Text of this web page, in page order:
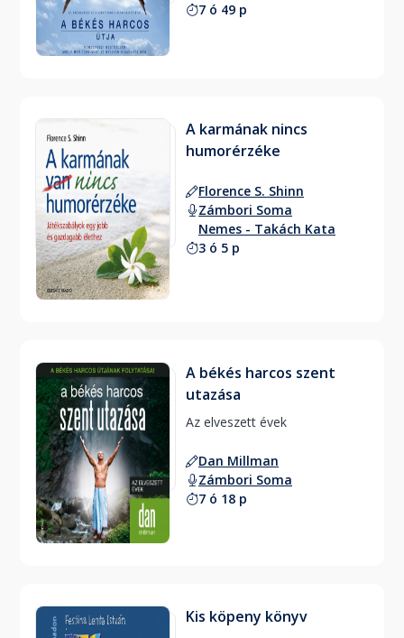
7 ó 49 p
A karmának nincs
humorérzéke
Florence S. Shinn
Zámbori Soma
Nemes - Takách Kata
3 ó 5 p
A békés harcos szent
utazása
Dan Millman
Zámbori Soma
7 ó 18 p
Kis köpeny könyv